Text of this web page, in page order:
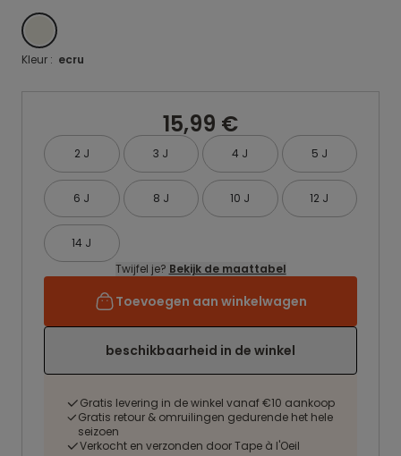
ECRU
Kleur : ecru
15,99 €
2 J 3 J 4 J 5 J
6 J 8 J 10 J 12 J
14 J
Twijfel je? Bekijk de maattabel
Toevoegen aan winkelwagen
beschikbaarheid in de winkel
Gratis levering in de winkel vanaf €10 aankoop
Gratis retour & omruilingen gedurende het hele
seizoen
Verkocht en verzonden door Tape à l'Oeil